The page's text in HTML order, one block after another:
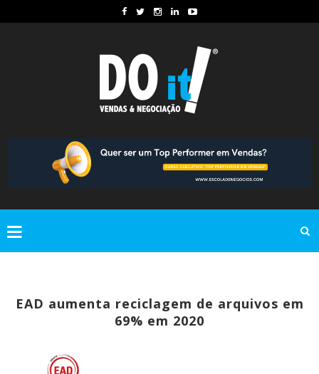
EAD aumenta reciclagem de arquivos em
69% em 2020